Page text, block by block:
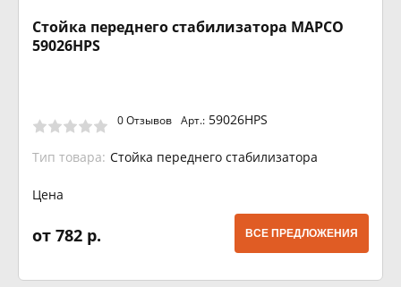
Стойка переднего стабилизатора MAPCO
59026HPS
0 Отзывов Арт.: 59026HPS
Тип товара: Стойка переднего стабилизатора
Цена
от 782 р. ВСЕ ПРЕДЛОЖЕНИЯ